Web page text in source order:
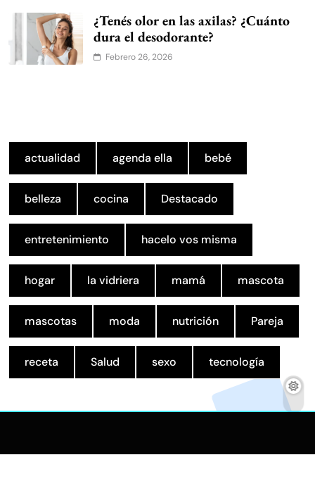
¿Tenés olor en las axilas? ¿Cuánto
dura el desodorante?
Febrero 26, 2026
actualidad agenda ella bebé
belleza cocina Destacado
entretenimiento hacelo vos misma
hogar la vidriera mamá mascota
mascotas moda nutrición Pareja
receta Salud sexo tecnología